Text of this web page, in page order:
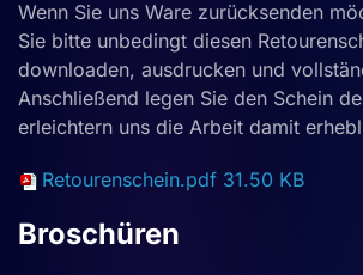
Wenn Sie uns Ware zurücksenden
Sie bitte unbedingt diesen
downloaden, ausdrucken und
Anschließend legen Sie den Schein
erleichtern uns die Arbeit damit
Retourenschein.pdf 31.50 KB
Broschüren